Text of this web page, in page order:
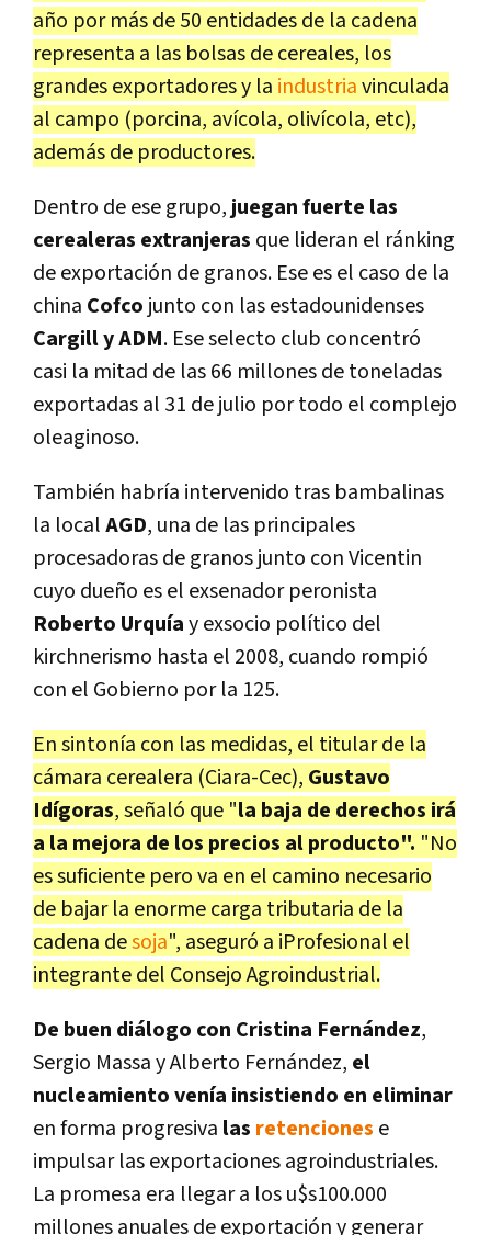
año por más de 50 entidades de la cadena
representa a las bolsas de cereales, los
grandes exportadores y la industriavinculada
al campo (porcina, avícola, olivícola, etc),
además de productores.
Dentro de ese grupo,juegan fuerte las
cerealeras extranjeras que lideran el ránking
de exportación de granos. Ese es el caso de la
china Cofco junto con las estadounidenses
Cargill y ADM. Ese selecto club concentró
casi la mitad de las 66 millones de toneladas
exportadas al 31 de julio por todo el complejo
oleaginoso.
También habría intervenido tras bambalinas
la localAGD, una de las principales
procesadoras de granos junto con Vicentin
cuyo dueño es el exsenador peronista
Roberto Urquíay exsocio político del
kirchnerismo hasta el 2008, cuando rompió
con el Gobierno por la 125.
En sintonía con las medidas, el titular de la
cámara cerealera (Ciara-Cec), Gustavo
Idígoras, señaló que "la baja de derechos irá
a la mejora de los precios al producto". "No
es suficiente pero va en el camino necesario
de bajar la enorme carga tributaria de la
cadena desoja", aseguró a iProfesional el
integrante del Consejo Agroindustrial.
De buen diálogo con Cristina Fernández,
Sergio Massa y Alberto Fernández, el
nucleamiento venía insistiendo en eliminar
en forma progresiva las retenciones e
impulsar las exportaciones agroindustriales.
La promesa era llegar a los u$s100.000
millones anuales de exportación y generar